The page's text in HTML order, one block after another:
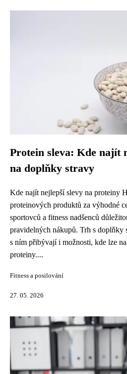
Protein sleva: Kde najít
na doplňky stravy
Kde najít nejlepší slevy na proteiny
proteinových produktů za výhodné
sportovců a fitness nadšenců
pravidelných nákupů. Trh s doplňky
s ním přibývají i možnosti, kde lze
proteiny....
Fitness a posilování
27. 05. 2026